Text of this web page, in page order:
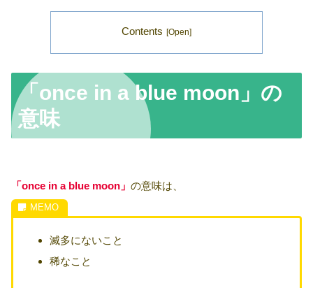
Contents
「once in a blue moon」の
意味
「once in a blue moon」 の意味は、
滅多にないこと
稀なこと